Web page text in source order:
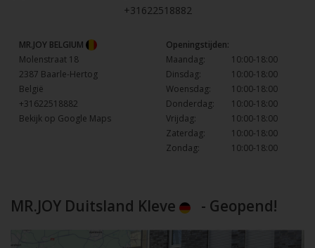
+31622518882
MR.JOY BELGIUM
Molenstraat 18
2387 Baarle-Hertog
België
+31622518882
Bekijk op Google Maps
Openingstijden:
Maandag:
10:00-18:00
Dinsdag:
10:00-18:00
Woensdag:
10:00-18:00
Donderdag:
10:00-18:00
Vrijdag:
10:00-18:00
Zaterdag:
10:00-18:00
Zondag:
10:00-18:00
MR.JOY Duitsland Kleve - Geopend!